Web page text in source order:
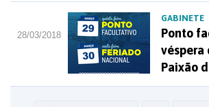
28/03/2018
GABINETE
Ponto
véspera
Paixão